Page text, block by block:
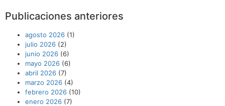
Publicaciones anteriores
agosto 2026 (1)
julio 2026 (2)
junio 2026 (6)
mayo 2026 (6)
abril 2026 (7)
marzo 2026 (4)
febrero 2026 (10)
enero 2026 (7)